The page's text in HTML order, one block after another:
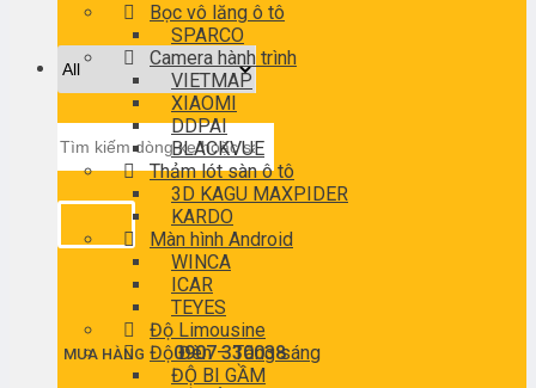
kiếm:
MUA HÀNG0907 330038
Bọc vô lăng ô tô
SPARCO
Camera hành trình
VIETMAP
XIAOMI
DDPAI
BLACKVUE
Thảm lót sàn ô tô
3D KAGU MAXPIDER
KARDO
Màn hình Android
WINCA
ICAR
TEYES
Độ Limousine
Độ Đèn – Tăng sáng
ĐỘ BI GẦM